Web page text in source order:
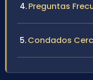
Preguntas
Condados